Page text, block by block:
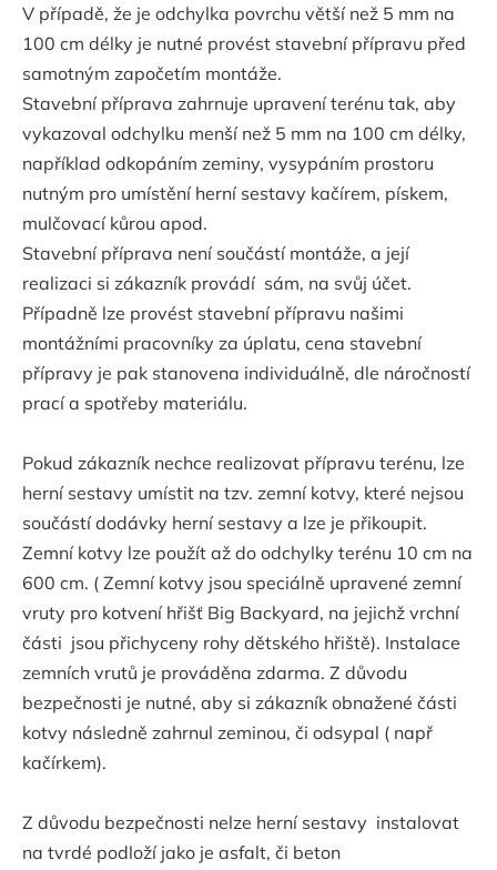
V případě, že je odchylka povrchu větší než 5 mm na
100 cm délky je nutné provést stavební přípravu před
samotným započetím montáže.
Stavební příprava zahrnuje upravení terénu tak, aby
vykazoval odchylku menší než 5 mm na 100 cm délky,
například odkopáním zeminy, vysypáním prostoru
nutným pro umístění herní sestavy kačírem, pískem,
mulčovací kůrou apod.
Stavební příprava není součástí montáže, a její
realizaci si zákazník provádí sám, na svůj účet.
Případně lze provést stavební přípravu našimi
montážními pracovníky za úplatu, cena stavební
přípravy je pak stanovena individuálně, dle náročností
prací a spotřeby materiálu.
Pokud zákazník nechce realizovat přípravu terénu, lze
herní sestavy umístit na tzv. zemní kotvy, které nejsou
součástí dodávky herní sestavy a lze je přikoupit.
Zemní kotvy lze použít až do odchylky terénu 10 cm na
600 cm. ( Zemní kotvy jsou speciálně upravené zemní
vruty pro kotvení hřišť Big Backyard, na jejichž vrchní
části jsou přichyceny rohy dětského hřiště). Instalace
zemních vrutů je prováděna zdarma. Z důvodu
bezpečnosti je nutné, aby si zákazník obnažené části
kotvy následně zahrnul zeminou, či odsypal ( např
kačírkem).
Z důvodu bezpečnosti nelze herní sestavy instalovat
na tvrdé podloží jako je asfalt, či beton